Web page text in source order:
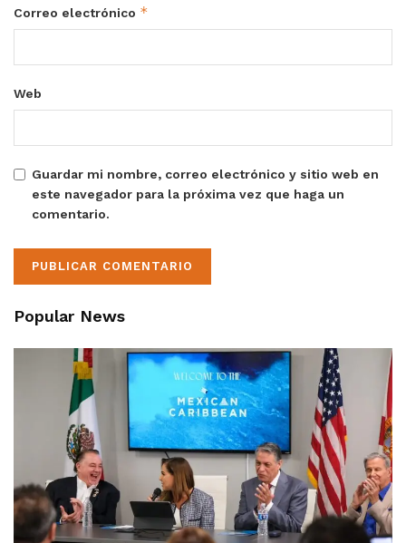
Correo electrónico *
Web
Guardar mi nombre, correo electrónico y sitio web en
este navegador para la próxima vez que haga un
comentario.
Popular News